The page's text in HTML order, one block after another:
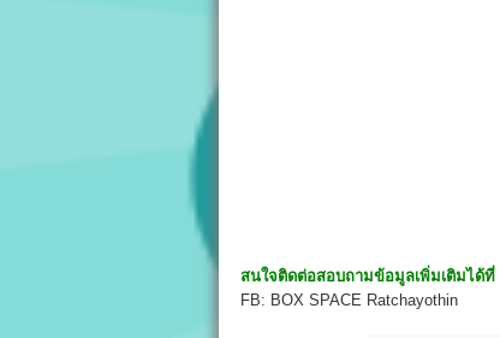
สนใจติดต่อสอบถามข้อมูลเพิ่มเติมได้ที่
FB: BOX SPACE Ratchayothin